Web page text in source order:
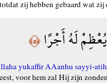
zij hebben gebaard wat
لَهُ أَجْرًا﴿٥﴾
yukaffir AAanhu sayyi-
voor hem zal Hij zijn